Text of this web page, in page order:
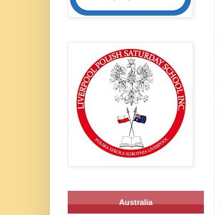
Australia